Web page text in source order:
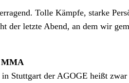
Tolle Kämpfe, starke
der letzte Abend, an dem wir
MMA
Stuttgart der AGOGE heißt